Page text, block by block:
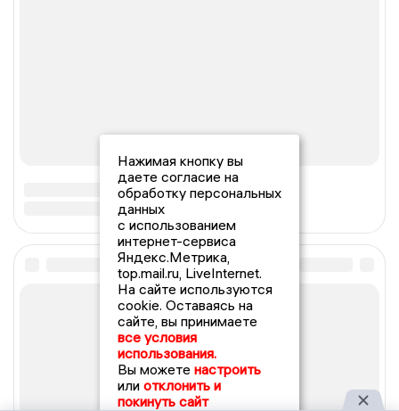
Нажимая кнопку вы
даете согласие на
обработку персональных
данных
с использованием
интернет-сервиса
Яндекс.Метрика,
top.mail.ru, LiveInternet.
На сайте используются
cookie. Оставаясь на
сайте, вы принимаете
все условия
использования.
Вы можете настроить
или отклонить и
покинуть сайт